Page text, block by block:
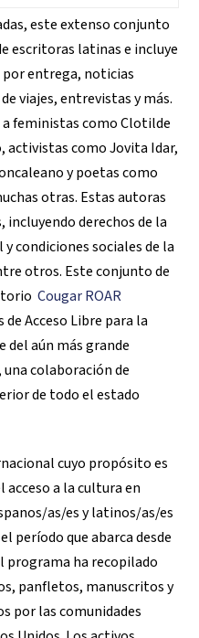
este extenso conjunto
escritoras latinas e incluye
por entrega, noticias
viajes, entrevistas y más.
feministas como Clotilde
activistas como Jovita Idar,
y poetas como
otras. Estas autoras
derechos de la
condiciones sociales de la
otros. Este conjunto de
Cougar ROAR
Acceso Libre para la
aún más grande
, una colaboración de
de todo el estado
cuyo propósito es
a la cultura en
as/es y latinos/as/es
período que abarca desde
programa ha recopilado
panfletos, manuscritos y
por las comunidades